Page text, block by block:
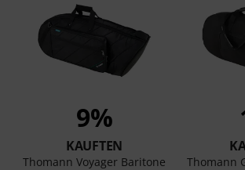
9%
KAUFTEN
Thomann Voyager Baritone Thomann